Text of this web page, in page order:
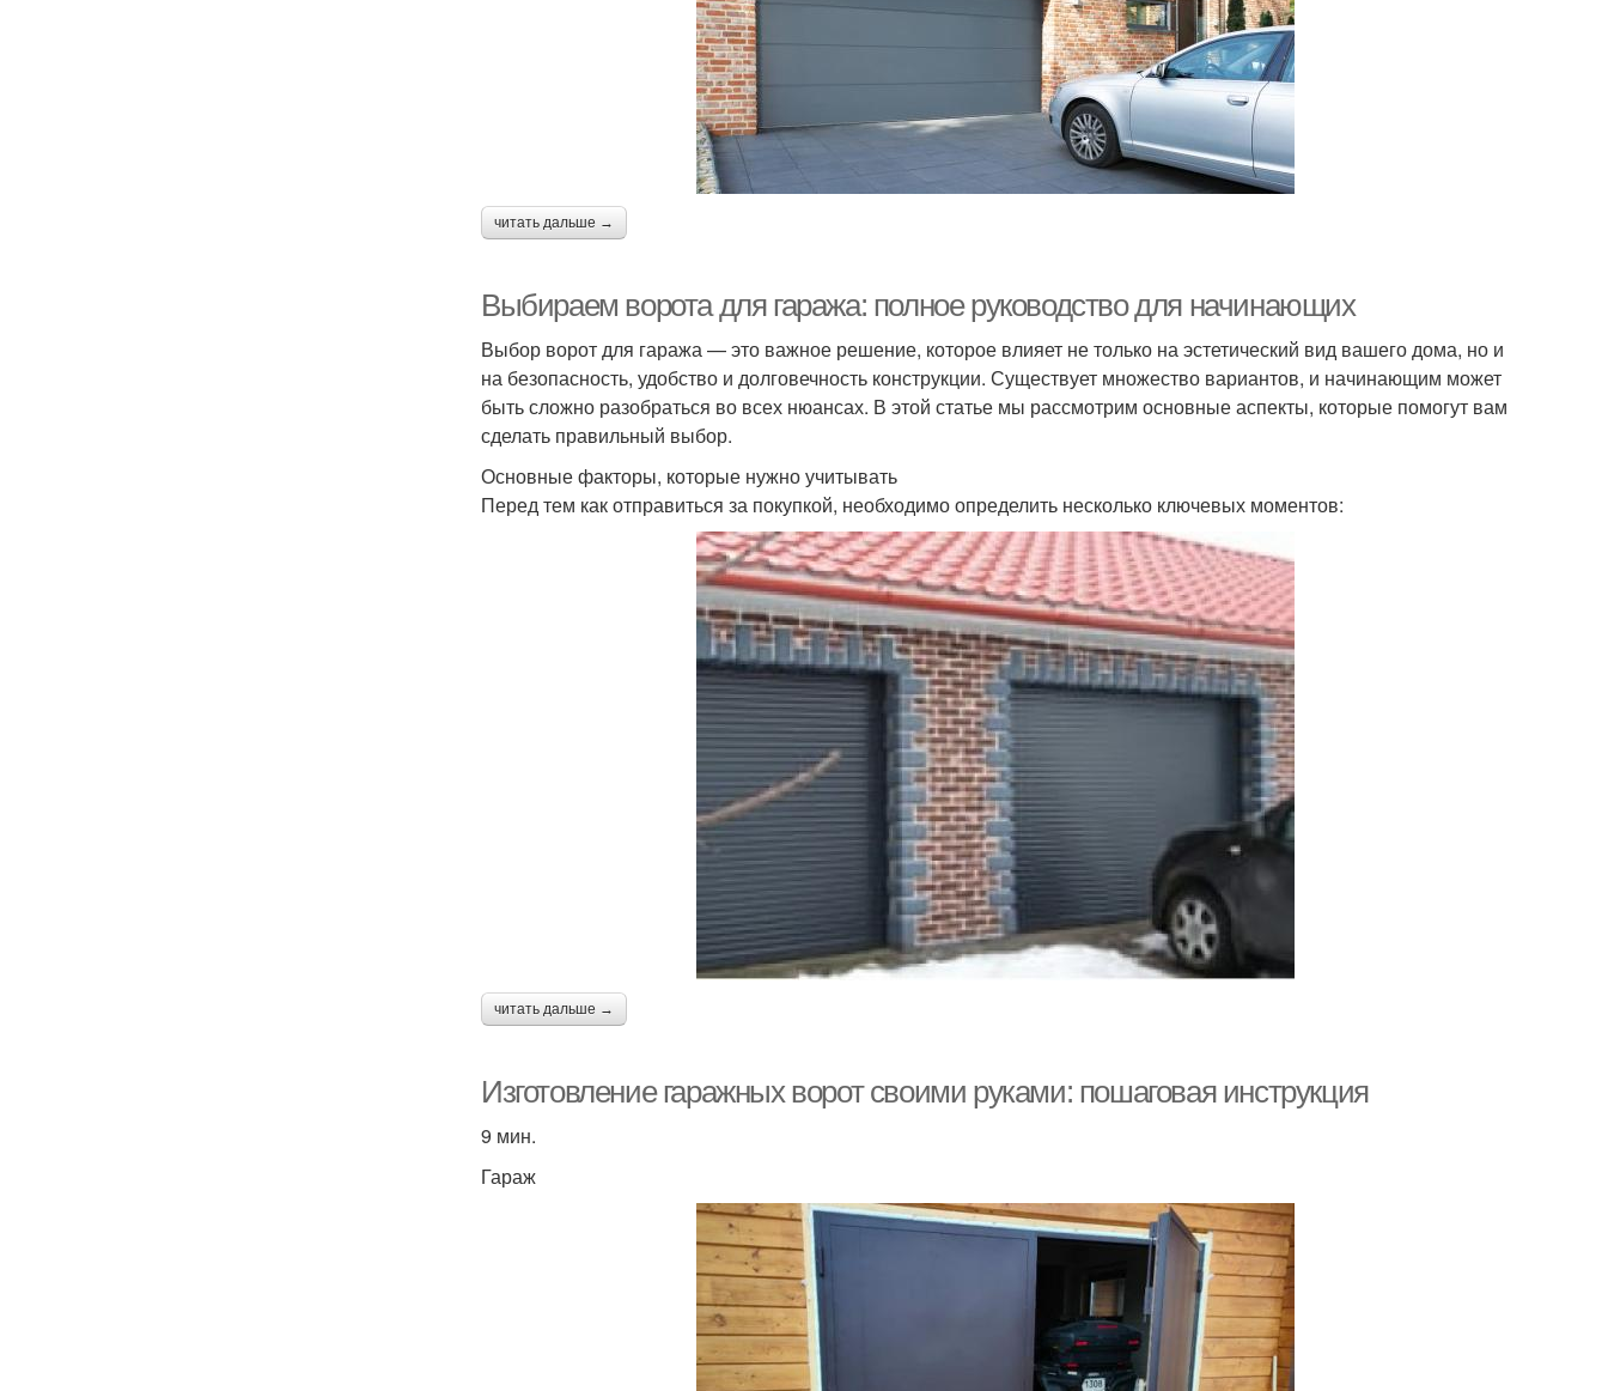
читать дальше →
Выбираем ворота для гаража: полное руководство для начинающих
Выбор ворот для гаража — это важное решение, которое влияет не только на эстетический вид вашего дома, но и
на безопасность, удобство и долговечность конструкции. Существует множество вариантов, и начинающим может
быть сложно разобраться во всех нюансах. В этой статье мы рассмотрим основные аспекты, которые помогут вам
сделать правильный выбор.
Основные факторы, которые нужно учитывать
Перед тем как отправиться за покупкой, необходимо определить несколько ключевых моментов:
читать дальше →
Изготовление гаражных ворот своими руками: пошаговая инструкция
9 мин.
Гараж